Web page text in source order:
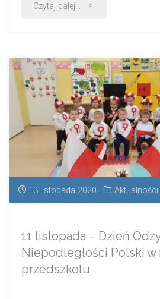
Czytaj dalej...
13 listopada 2020
11 listopada – Dzień
Niepodległości Polski w
przedszkolu